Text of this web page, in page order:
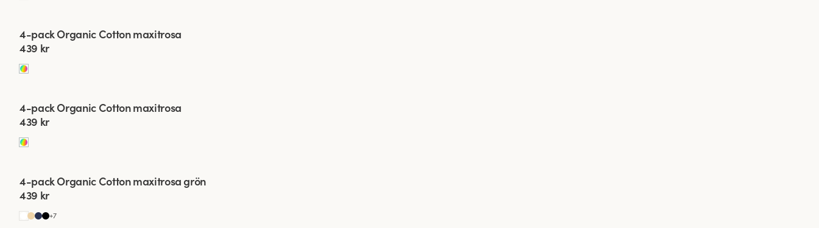
Viewing image 1 of 2
4-pack Organic Cotton maxitrosa
439 kr
Viewing image 1 of 2
4-pack Organic Cotton maxitrosa
439 kr
Viewing image 1 of 2
4-pack Organic Cotton maxitrosa grön
439 kr
+7